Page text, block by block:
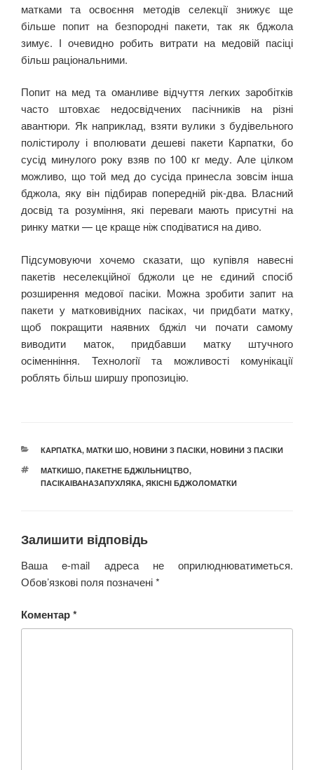
матками та освоєння методів селекції знижує ще
більше попит на безпородні пакети, так як бджола
зимує. І очевидно робить витрати на медовій пасіці
більш раціональними.
Попит на мед та оманливе відчуття легких заробітків
часто штовхає недосвідчених пасічників на різні
авантюри. Як наприклад, взяти вулики з будівельного
полістиролу і вполювати дешеві пакети Карпатки, бо
сусід минулого року взяв по 100 кг меду. Але цілком
можливо, що той мед до сусіда принесла зовсім інша
бджола, яку він підбирав попередній рік-два. Власний
досвід та розуміння, які переваги мають присутні на
ринку матки — це краще ніж сподіватися на диво.
Підсумовуючи хочемо сказати, що купівля навесні
пакетів неселекційної бджоли це не єдиний спосіб
розширення медової пасіки. Можна зробити запит на
пакети у матковивідних пасіках, чи придбати матку,
щоб покращити наявних бджіл чи почати самому
виводити маток, придбавши матку штучного
осіменніння. Технології та можливості комунікації
роблять більш ширшу пропозицію.
КАТЕГОРІЇ
КАРПАТКА, МАТКИ ШО, НОВИНИ З ПАСІКИ, НОВИНИ З ПАСІКИ
ПОЗНАЧКИ
МАТКИШО, ПАКЕТНЕ БДЖІЛЬНИЦТВО,
ПАСІКАІВАНАЗАПУХЛЯКА, ЯКІСНІ БДЖОЛОМАТКИ
Залишити відповідь
Ваша e-mail адреса не оприлюднюватиметься.
Обов’язкові поля позначені*
Коментар*